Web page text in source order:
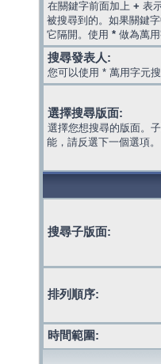
在關鍵字前面加上 + 表
被搜尋到的。如果關鍵
它隔開。使用 * 做為萬用
搜尋發表人:
您可以使用 * 萬用字元搜
選擇搜尋版面:
選擇您想搜尋的版面。
能，請反選下一個選項。
搜尋子版面:
排列順序:
時間範圍: